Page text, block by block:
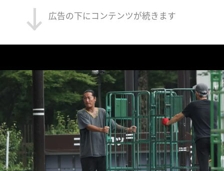
広告の下にコンテンツが続きます